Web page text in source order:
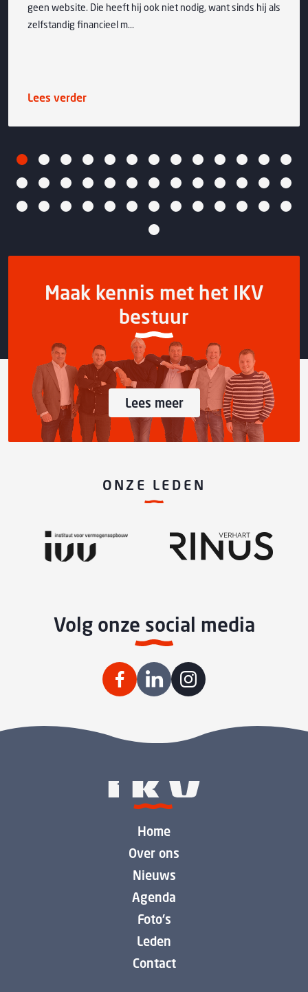
geen website. Die heeft hij ook niet nodig, want sinds hij als
zelfstandig financieel m...
Lees verder
Maak kennis met het IKV
bestuur
Lees meer
ONZE LEDEN
Volg onze social media
Home
Over ons
Nieuws
Agenda
Foto's
Leden
Contact